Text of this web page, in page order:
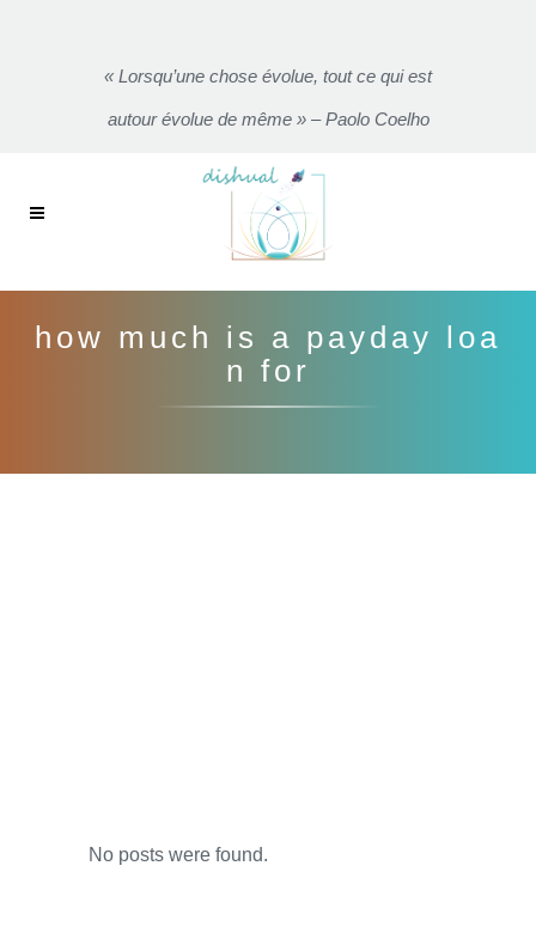
« Lorsqu’une chose évolue, tout ce qui est
autour évolue de même » – Paolo Coelho
how much is a payday loa
n for
No posts were found.